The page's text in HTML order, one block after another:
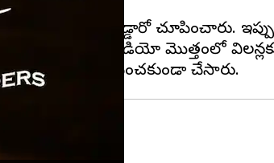
ఎంత కష్టపడ్డారో చూపించారు.
చేసారు. ఈ వీడియో మొత్తంలో